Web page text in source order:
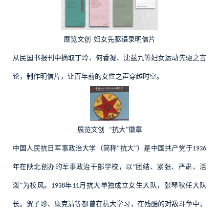
展览文创 妇女先驱语录明信片
从民国书报刊中摘取丁玲、何香凝、沈兹九等妇女运动先驱之言
论，制作明信片，让百年前的女性之声穿越时空。
展览文创 “抗大”徽章
中国人民抗日军事政治大学（简称“抗大”）是中国共产党于1936
年在陕北创办的军事政治干部学校，以“团结、紧张、严肃、活
泼”为校风。 1938年11月抗大单独成立女生大队，张琴秋任大队
长。贺子珍、康克清等都曾在抗大学习，在残酷的对敌斗争中，